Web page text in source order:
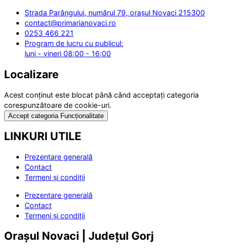
Strada Parângului, numărul 79, orașul Novaci 215300
contact@primarianovaci.ro
0253 466 221
Program de lucru cu publicul:
luni - vineri 08:00 - 16:00
Localizare
Acest conținut este blocat până când acceptați categoria
corespunzătoare de cookie-uri.
Accept categoria Funcționalitate
LINKURI UTILE
Prezentare generală
Contact
Termeni și condiții
Prezentare generală
Contact
Termeni și condiții
Orașul Novaci | Județul Gorj